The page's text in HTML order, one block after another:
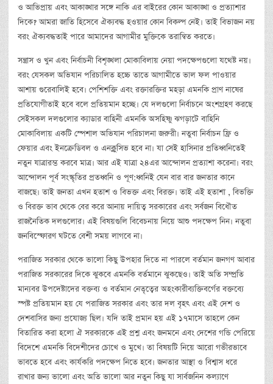
ও আভিপ্রায় এবং আকাঙ্খার সঙ্গে নাকি এর বাইরের কোন আকাঙ্খা ও প্রত্যাশার
দিকে? আমরা জাতি হিসেবে ঐক্যবদ্ধ হওয়ার কোন বিকল্প নেই। তাই বিভাজন নয়
বরং ঐক্যবদ্ধতাই পারে আমাদের আগামীর মুক্তিকে তরান্বিত করতে।
সন্ত্রাস ও খুন এবং নির্বাচনী বিশৃঙ্খলা মোকাবিলায় নেয়া পদক্ষেপগুলো যথেষ্ট নয়।
বরং যেসকল অভিযান পরিচালিত হচ্চে তাতে আগামীতে ভাল ফল পাওয়ার
আশায় গুরেবালিই হবে। পেশিশক্তি এবং রক্তারক্তির মহড়া এমনকি প্রাণ নাষের
প্রতিযোগীতাই হবে বলে প্রতিয়মান হচ্ছে। যে দলগুলো নির্বাচনে অংশগ্রহণ করছে
সেইসকল দলগুলোর ক্যাডার বাহিনী এমনকি অসহিষ্ণু ঝগড়াটে বাহিনি
মোকাবিলায় একটি স্পেশাল অভিযান পরিচালনা জরুরী। নতুবা নির্বাচন ফ্রি ও
ফেয়ার এবং ইনক্রেডিবল ও এনক্লুসিভ হবে না। যা সেই হাসিনার প্রতিধ্বনিতেই
নতুন যাত্রারম্ভ করবে মাত্র। আর এই যাত্রা ২৪এর আন্দোলন প্রত্যাশা করেনা। বরং
আন্দোলন পূর্ব সংস্কৃতির প্রতধ্বনি ও পূণ:ধ্বনিই যেন বার বার জনতার কানে
বাজছে। তাই জনতা এখন হতাশ ও বিভক্ত এবং বিরক্ত। তাই এই হতাশা , বিভক্তি
ও বিরক্ত ভাব থেকে বের করে আনায় দায়িত্ব সরকারের এবং সর্বজন বিধৌত
রাজনৈতিক দলগুলোর। এই বিষয়গুলি বিবেচনায় নিয়ে আশু পদক্ষেপ নিন। নতুবা
জনবিস্ফোরণ ঘটতে বেশী সময় লাগবে না।
পরাজিত সরকার থেকে ভালো কিছু উপহার দিতে না পারলে বর্তমান জনগণ আবার
পরাজিত সরকারের দিকে ঝুকবে এমনকি বর্তমানে ঝুকছেও। তাই অতি সম্প্রতি
মান্যবর উপদেষ্টাদের বক্তব্য ও বর্তমান নেতৃত্বের অহংকারীব্যক্তিবর্গের বক্তব্যে
স্পষ্ট প্রতিয়মান হয় যে পরাজিত সরকার এবং তার দল বৃহৎ এবং এই দেশ ও
দেশবাসির জন্য প্রযোজ্য ছিল। যদি তাই প্রমান হয় এই ১৭মাসে তাহলে কেন
বিতারিত করা হলো ঐ সরকারকে এই প্রশ্ন এবং জনমনে এবং দেশের গন্ডি পেরিয়ে
বিদেশে এমনকি বিদেশীদের চোখে ও মুখে। তা বিষয়টি নিয়ে আরো গভীরভাবে
ভাবতে হবে এবং কার্যকরি পদক্ষেপ নিতে হবে। জনতার আস্থা ও বিশ্বাস ধরে
রাখার জন্য ভালো এবং অতি ভালো আর নতুন কিছু যা সার্বজনিন কল্যাণে